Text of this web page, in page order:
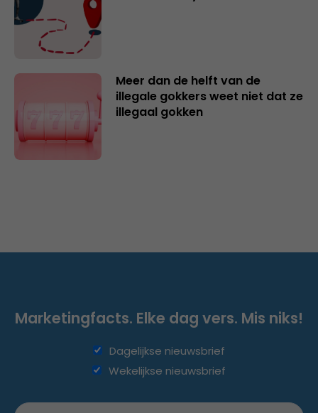
Meer dan de helft van de
illegale gokkers weet niet dat ze
illegaal gokken
Marketingfacts. Elke dag vers. Mis niks!
Dagelijkse nieuwsbrief
Wekelijkse nieuwsbrief